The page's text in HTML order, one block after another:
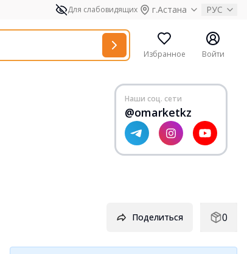
Для слабовидящих г.Астана РУС
Избранное Войти
Наши соц. сети
@omarketkz
Поделиться 0